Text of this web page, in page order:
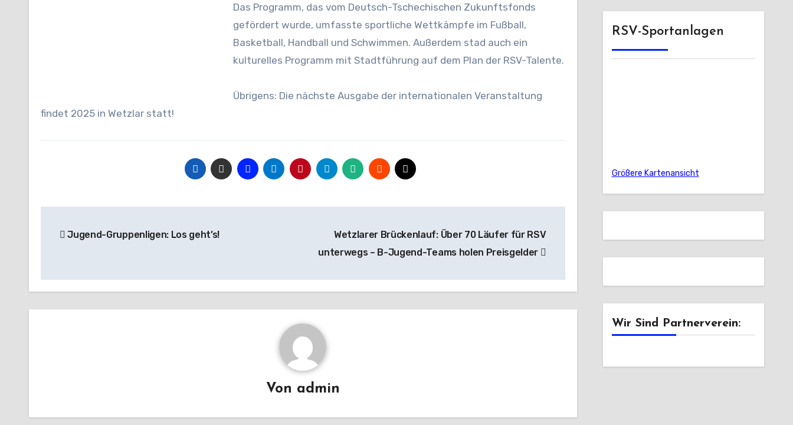
Das Programm, das vom Deutsch-Tschechischen Zukunftsfonds
gefördert wurde, umfasste sportliche Wettkämpfe im Fußball,
Basketball, Handball und Schwimmen. Außerdem stad auch ein
kulturelles Programm mit Stadtführung auf dem Plan der RSV-Talente.
Übrigens: Die nächste Ausgabe der internationalen Veranstaltung
findet 2025 in Wetzlar statt!
Jugend-Gruppenligen: Los geht’s!
Wetzlarer Brückenlauf: Über 70 Läufer für RSV
unterwegs – B-Jugend-Teams holen Preisgelder
Von admin
RSV-Sportanlagen
Größere Kartenansicht
Wir Sind Partnerverein: